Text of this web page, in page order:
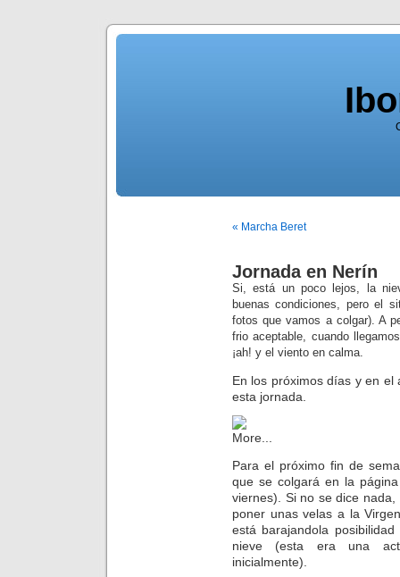
« Marcha Beret
Jornada en Nerín
Si, está un poco lejos, la
buenas condiciones, pero el
fotos que vamos a colgar). A
frio aceptable, cuando
¡ah! y el viento en calma.
En los próximos días y en el
esta jornada.
Para el próximo fin de
que se colgará en la
viernes). Si no se dice
poner unas velas a la
está barajandola
nieve (esta era una
inicialmente).